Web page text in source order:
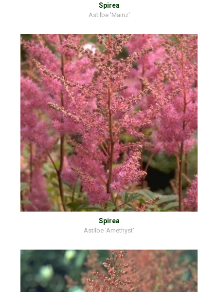
Spirea
Astilbe 'Mainz'
Spirea
Astilbe 'Amethyst'